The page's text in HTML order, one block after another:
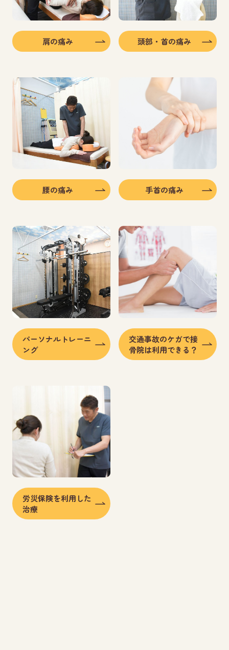
肩の痛み 頭部・首の痛み
腰の痛み 手首の痛み
パーソナルトレーニ
ング
交通事故のケガで接
骨院は利用できる？
労災保険を利用した
治療